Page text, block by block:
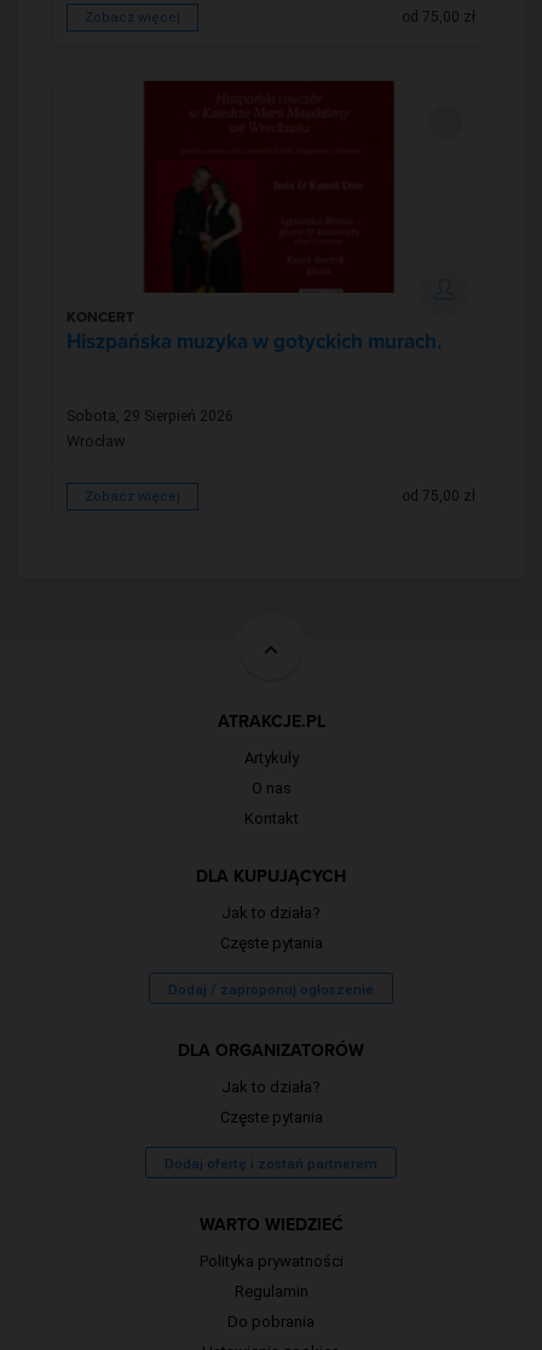
Zobacz więcej od 75,00 zł
KONCERT
Hiszpańska muzyka w gotyckich murach.
Sobota, 29 Sierpień 2026
Wrocław
Zobacz więcej od 75,00 zł
ATRAKCJE.PL
Artykuły
O nas
Kontakt
DLA KUPUJĄCYCH
Jak to działa?
Częste pytania
Dodaj / zaproponuj ogłoszenie
DLA ORGANIZATORÓW
Jak to działa?
Częste pytania
Dodaj ofertę i zostań partnerem
WARTO WIEDZIEĆ
Polityka prywatności
Regulamin
Do pobrania